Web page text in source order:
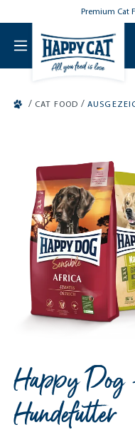
Premium Cat
/ CAT FOOD /
Happy Dog
Hundefutter